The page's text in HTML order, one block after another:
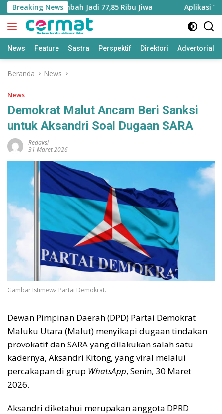
Langsung
ke
konten
Breaking News
Bertambah Jadi 77,85 Ribu Jiwa Aplikasi ‘Teras
News Feature Sastra Perspektif Direktori Advertorial
Beranda News
News
Demokrat Malut Ancam Beri Sanksi
untuk Aksandri Soal Dugaan SARA
Redaksi
31 Maret 2026
Gambar Istimewa Partai Demokrat.
Dewan Pimpinan Daerah (DPD) Partai Demokrat
Maluku Utara (Malut) menyikapi dugaan tindakan
provokatif dan SARA yang dilakukan salah satu
kadernya, Aksandri Kitong, yang viral melalui
percakapan di grup WhatsApp, Senin, 30 Maret
2026.
Aksandri diketahui merupakan anggota DPRD